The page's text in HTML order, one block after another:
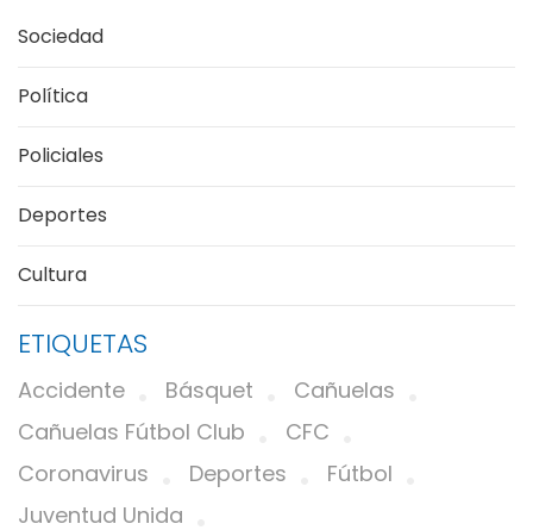
Sociedad
Política
Policiales
Deportes
Cultura
ETIQUETAS
Accidente Básquet
Cañuelas
Cañuelas Fútbol Club
CFC
Coronavirus
Deportes
Fútbol
Juventud Unida